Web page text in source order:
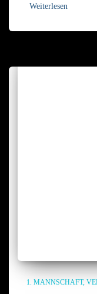
Weiterlesen
1. MANNSCHAFT